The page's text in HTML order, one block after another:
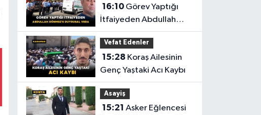
Çıktı
16:10Görev Yaptığı
İtfaiyeden Abdullah
Dönmez'e Duygusal
Veda
Vefat Edenler
15:28
Genç Yaştaki Acı Kaybı
Asayiş
15:21